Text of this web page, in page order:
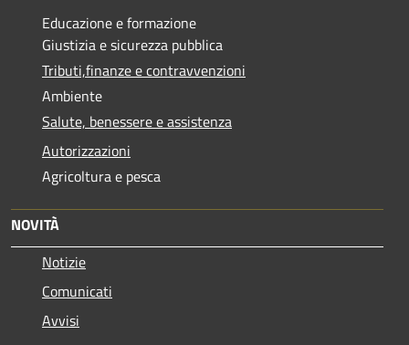
Educazione e formazione
Giustizia e sicurezza pubblica
Tributi,finanze e contravvenzioni
Ambiente
Salute, benessere e assistenza
Autorizzazioni
Agricoltura e pesca
NOVITÀ
Notizie
Comunicati
Avvisi